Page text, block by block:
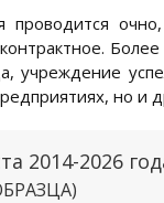
проводится
учреждение
но и
2014-2026